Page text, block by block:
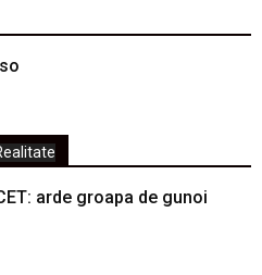
arde groapa de gunoi